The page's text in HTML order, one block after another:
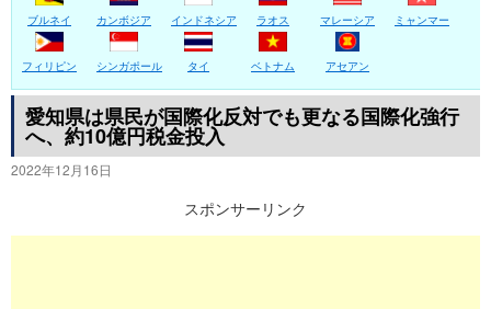
へ
ス
キ
ブルネイ カンボジア インドネシア ラオス マレーシア ミャンマー
フィリピン シンガポール タイ ベトナム アセアン
愛知県は県民が国際化反対でも更なる国際化強行
へ、約10億円税金投入
2022年12月16日
スポンサーリンク